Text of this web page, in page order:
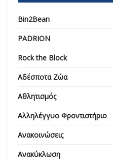
Bin2Bean
PADRION
Rock the Block
Αδέσποτα Ζώα
Αθλητισμός
Αλληλέγγυο Φροντιστήριο
Ανακοινώσεις
Ανακύκλωση